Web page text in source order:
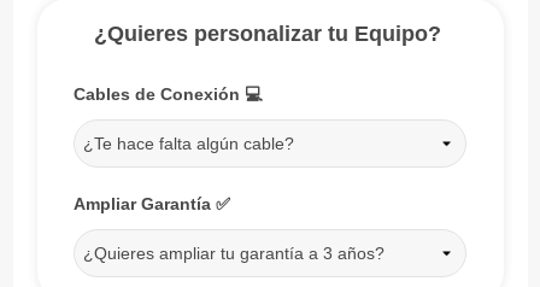
¿Quieres personalizar tu Equipo?
Cables de Conexión 💻
¿Te hace falta algún cable?
Ampliar Garantía ✅
¿Quieres ampliar tu garantía a 3 años?